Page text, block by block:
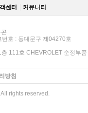
센터 커뮤니티
호 : 동대문구 제04270호
111호 CHEVROLET 순정부품
방침
rights reserved.